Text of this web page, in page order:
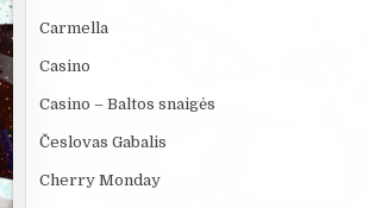
Carmella
Casino
Casino – Baltos snaigės
Česlovas Gabalis
Cherry Monday